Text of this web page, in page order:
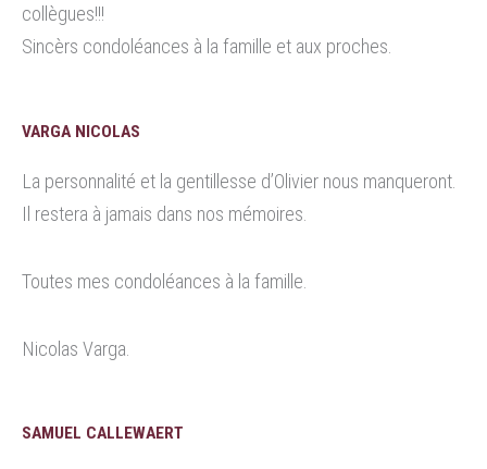
collègues!!!
Sincèrs condoléances à la famille et aux proches.
VARGA NICOLAS
La personnalité et la gentillesse d’Olivier nous manqueront.
Il restera à jamais dans nos mémoires.
Toutes mes condoléances à la famille.
Nicolas Varga.
SAMUEL CALLEWAERT